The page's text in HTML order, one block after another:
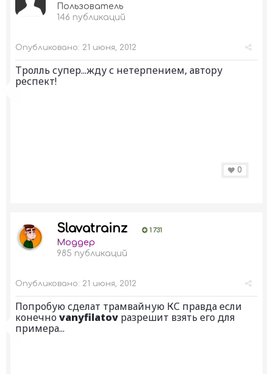
Пользователь
146 публикаций
Опубликовано: 21 июня, 2012
Тролль супер...жду с нетерпением, автору
респект!
0
Slavatrainz 1 731
Моддер
985 публикаций
Опубликовано: 21 июня, 2012
Попробую сделат трамвайную КС правда если
конечноvanyfilatov разрешит взять его для
примера...